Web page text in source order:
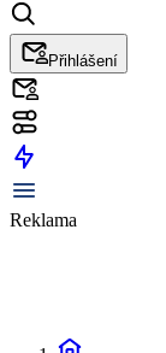
Přihlášení
Reklama